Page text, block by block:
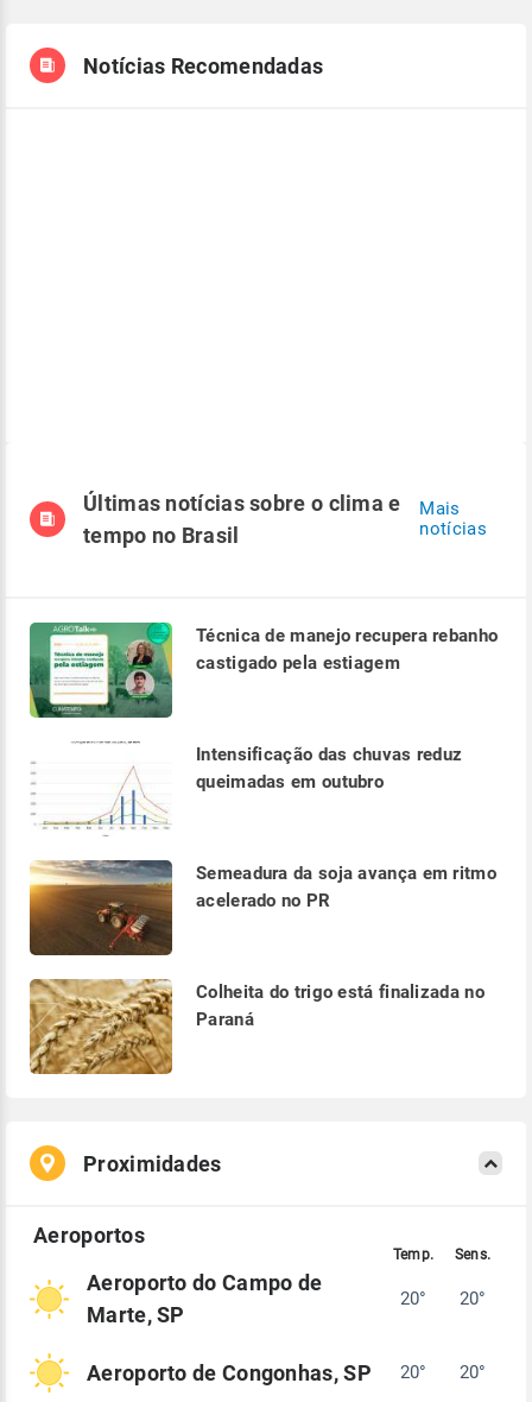
Notícias Recomendadas
Últimas notícias sobre o clima e
tempo no Brasil
Mais
notícias
Técnica de manejo recupera rebanho
castigado pela estiagem
Intensificação das chuvas reduz
queimadas em outubro
Semeadura da soja avança em ritmo
acelerado no PR
Colheita do trigo está finalizada no
Paraná
Proximidades
Aeroporto do Campo de
Marte, SP
20° 20°
Aeroporto de Congonhas, SP 20° 20°